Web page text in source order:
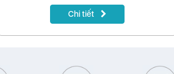
ngay dịch vụ internet VNPT. Chúng tôi cam
kết sẽ mạng lại cho quý khách hàng dịch vụ
Chi tiết